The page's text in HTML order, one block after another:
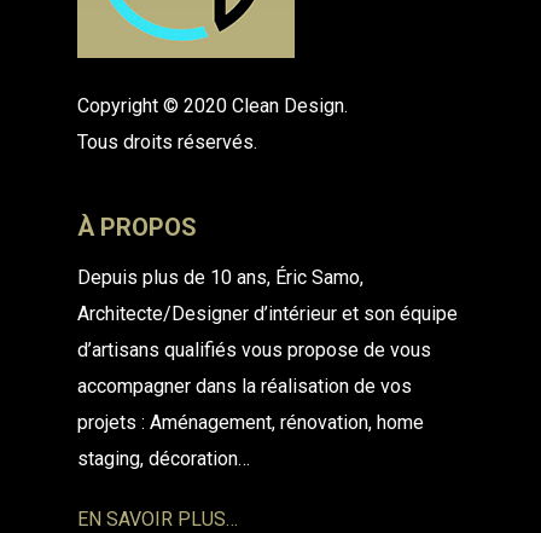
Copyright © 2020 Clean Design.
Tous droits réservés.
À PROPOS
Depuis plus de 10 ans, Éric Samo,
Architecte/Designer d’intérieur et son équipe
d’artisans qualifiés vous propose de vous
accompagner dans la réalisation de vos
projets : Aménagement, rénovation, home
staging, décoration…
EN SAVOIR PLUS…